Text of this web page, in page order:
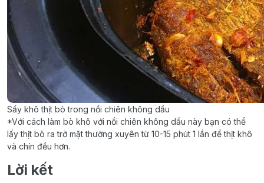
Sấy khô thịt bò trong nồi chiên không dầu
*Với cách làm bò khô với nồi chiên không dầu này bạn có thể
lấy thịt bò ra trở mặt thường xuyên từ 10-15 phút 1 lần để thịt khô
và chín đều hơn.
Lời kết